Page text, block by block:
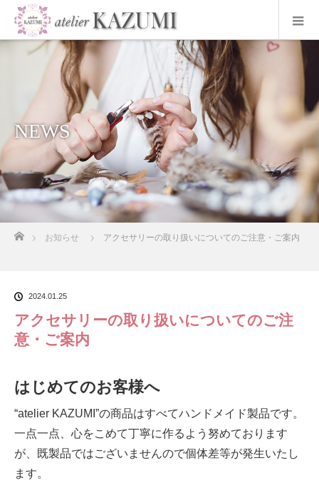
NEWS
ホーム
お知らせ アクセサリーの取り扱いについてのご注意・ご案内
2024.01.25
アクセサリーの取り扱いについてのご注
意・ご案内
はじめてのお客様へ
“atelier KAZUMI”の商品はすべてハンドメイド製品です。
一点一点、心をこめて丁寧に作るよう努めております
が、既製品ではございませんので個体差等が発生いたし
ます。